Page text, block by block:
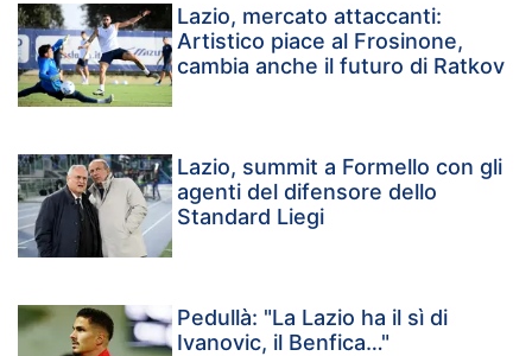
Lazio, mercato attaccanti:
Artistico piace al Frosinone,
cambia anche il futuro di Ratkov
Lazio, summit a Formello con gli
agenti del difensore dello
Standard Liegi
Pedullà: "La Lazio ha il sì di
Ivanovic, il Benfica…"